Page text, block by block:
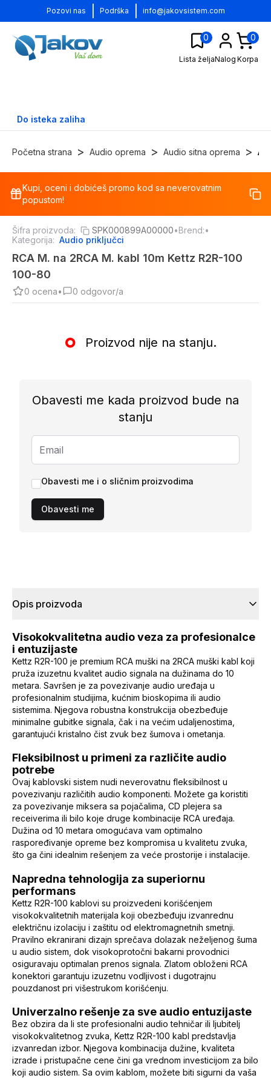
Pozovi nas Podrška info@jakovsistem.com
0
Lista željaNalog
0
Korpa
Do isteka zaliha
Početna strana > Audio oprema > Audio sitna oprema >
%
Kupi, oceni i dobićeš promo kod sa neverovatnim
popustom!
Šifra proizvoda: SPK000899A00000•Brend:•
Kategorija: Audio priključci
RCA M. na 2RCA M. kabl 10m Kettz R2R-100
100-80
0 ocena• 0 odgovor/a
Proizvod nije na stanju.
Obavesti me kada proizvod bude na
stanju
Obavesti me i o sličnim proizvodima
Obavesti me
Opis proizvoda
Visokokvalitetna audio veza za profesionalce
i entuzijaste
Kettz R2R-100 je premium RCA muški na 2RCA muški kabl koji
pruža izuzetnu kvalitet audio signala na dužinama do 10
metara. Savršen je za povezivanje audio uređaja u
profesionalnim studijima, kućnim bioskopima ili audio
sistemima. Njegova robustna konstrukcija obezbeđuje
minimalne gubitke signala, čak i na većim udaljenostima,
garantujući kristalno čist zvuk bez šumova i ometanja.
Fleksibilnost u primeni za različite audio
potrebe
Ovaj kablovski sistem nudi neverovatnu fleksibilnost u
povezivanju različitih audio komponenti. Možete ga koristiti
za povezivanje miksera sa pojačalima, CD plejera sa
receiverima ili bilo koje druge kombinacije RCA uređaja.
Dužina od 10 metara omogućava vam optimalno
raspoređivanje opreme bez kompromisa u kvalitetu zvuka,
što ga čini idealnim rešenjem za veće prostorije i instalacije.
Napredna tehnologija za superiornu
performans
Kettz R2R-100 kablovi su proizvedeni korišćenjem
visokokvalitetnih materijala koji obezbeđuju izvanrednu
električnu izolaciju i zaštitu od elektromagnetnih smetnji.
Pravilno ekranirani dizajn sprečava dolazak neželjenog šuma
u audio sistem, dok visokoprotočni bakarni provodnici
osiguravaju optimalan prenos signala. Zlatom obloženi RCA
konektori garantuju izuzetnu vodljivost i dugotrajnu
pouzdanost pri višestrukom korišćenju.
Univerzalno rešenje za sve audio entuzijaste
Bez obzira da li ste profesionalni audio tehničar ili ljubitelj
visokokvalitetnog zvuka, Kettz R2R-100 kabl predstavlja
izvanredan izbor. Njegova kombinacija dužine, kvaliteta
izrade i pristupačne cene čini ga vrednom investicijom za bilo
koji audio sistem. Sa ovim kablom, možete biti sigurni da vaša